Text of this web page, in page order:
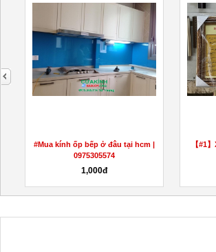
#Mua kính ốp bếp ở đâu tại hcm |
0975305574
1,000đ
【#1
next